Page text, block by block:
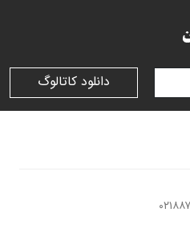
دانلود کاتالوگ